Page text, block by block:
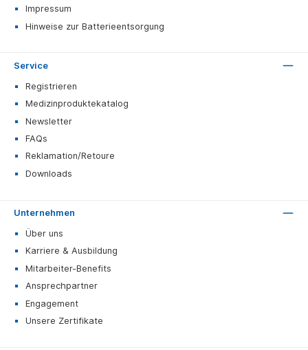
Impressum
Hinweise zur Batterieentsorgung
Service
Registrieren
Medizinproduktekatalog
Newsletter
FAQs
Reklamation/Retoure
Downloads
Unternehmen
Über uns
Karriere & Ausbildung
Mitarbeiter-Benefits
Ansprechpartner
Engagement
Unsere Zertifikate